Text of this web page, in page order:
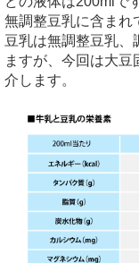
無調整豆乳に含まれ
豆乳は無調整豆乳、
ますが、今回は大
介します。